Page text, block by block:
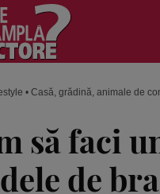
• Casă, grădină, animale de
să faci
de